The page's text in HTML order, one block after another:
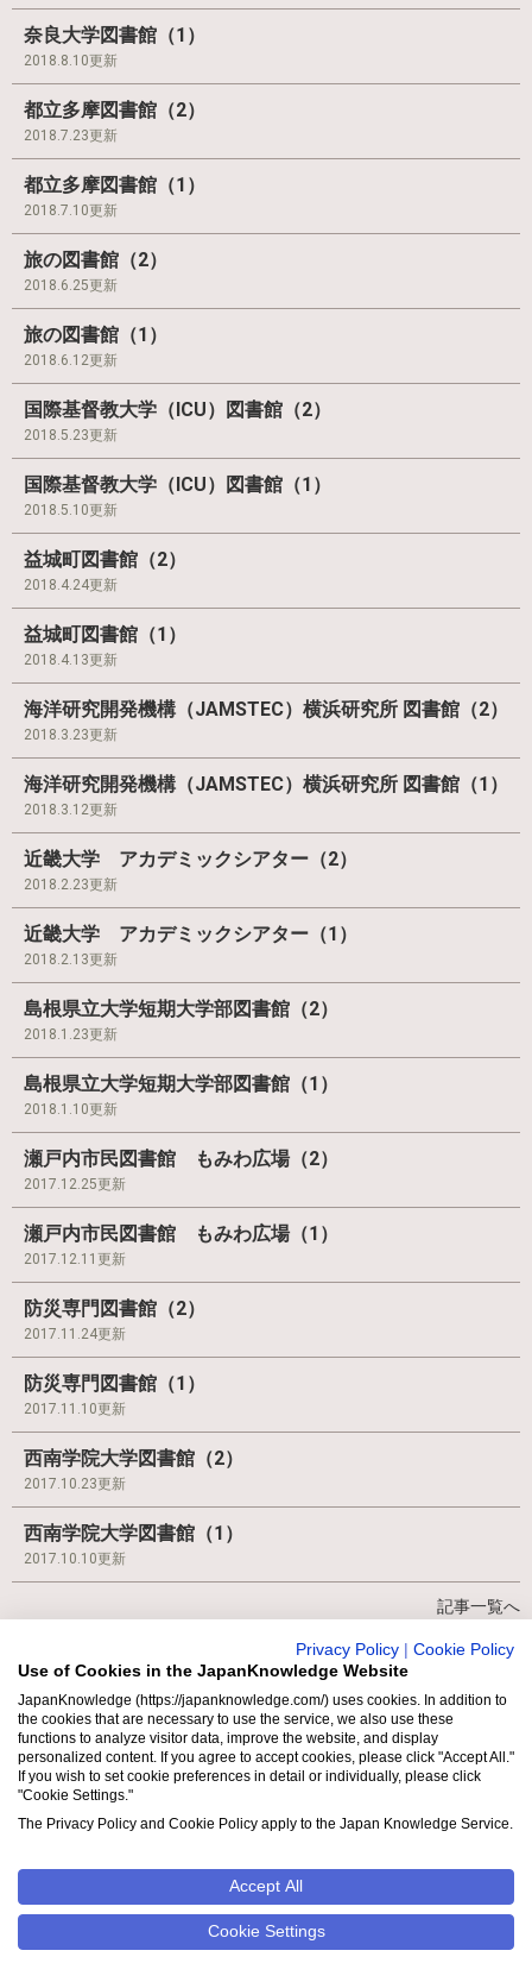
奈良大学図書館（1）
2018.8.10更新
都立多摩図書館（2）
2018.7.23更新
都立多摩図書館（1）
2018.7.10更新
旅の図書館（2）
2018.6.25更新
旅の図書館（1）
2018.6.12更新
国際基督教大学（ICU）図書館（2）
2018.5.23更新
国際基督教大学（ICU）図書館（1）
2018.5.10更新
益城町図書館（2）
2018.4.24更新
益城町図書館（1）
2018.4.13更新
海洋研究開発機構（JAMSTEC）横浜研究所 図書館（2）
2018.3.23更新
海洋研究開発機構（JAMSTEC）横浜研究所 図書館（1）
2018.3.12更新
近畿大学 アカデミックシアター（2）
2018.2.23更新
近畿大学 アカデミックシアター（1）
2018.2.13更新
島根県立大学短期大学部図書館（2）
2018.1.23更新
島根県立大学短期大学部図書館（1）
2018.1.10更新
瀬戸内市民図書館 もみわ広場（2）
2017.12.25更新
瀬戸内市民図書館 もみわ広場（1）
2017.12.11更新
防災専門図書館（2）
2017.11.24更新
防災専門図書館（1）
2017.11.10更新
西南学院大学図書館（2）
2017.10.23更新
西南学院大学図書館（1）
2017.10.10更新
記事一覧へ
新規入会はこちら
会費・お支払い方法について
コース変更・退会について
使い方
会員規約
Privacy Policy
Cookie Policy
Use of Cookies in the JapanKnowledge Website
JapanKnowledge (https://japanknowledge.com/) uses cookies. In addition to
the cookies that are necessary to use the service, we also use these
functions to analyze visitor data, improve the website, and display
personalized content. If you agree to accept cookies, please click "Accept All."
If you wish to set cookie preferences in detail or individually, please click
"Cookie Settings."
The Privacy Policy and Cookie Policy apply to the Japan Knowledge Service.
Accept All
Cookie Settings